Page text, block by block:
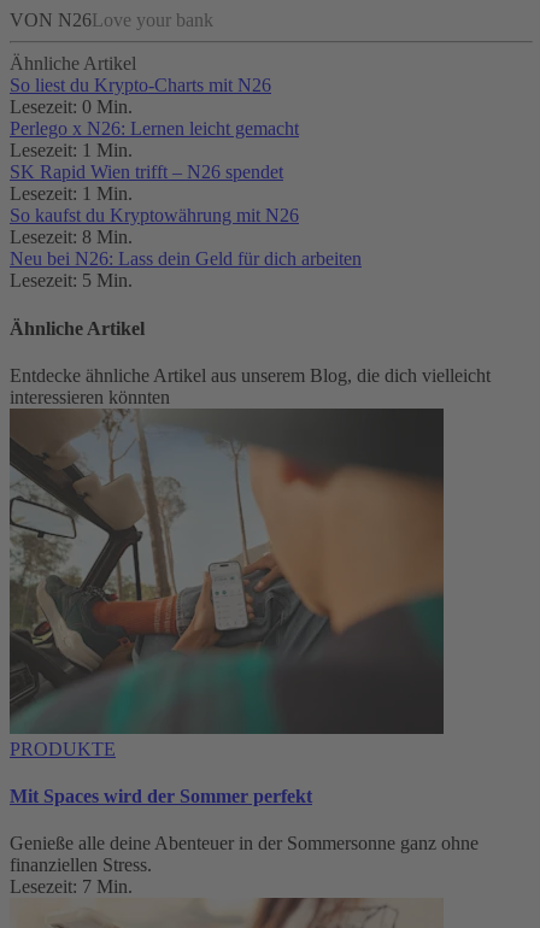
VON N26Love your bank
Ähnliche Artikel
So liest du Krypto-Charts mit N26
Lesezeit: 0 Min.
Perlego x N26: Lernen leicht gemacht
Lesezeit: 1 Min.
SK Rapid Wien trifft – N26 spendet
Lesezeit: 1 Min.
So kaufst du Kryptowährung mit N26
Lesezeit: 8 Min.
Neu bei N26: Lass dein Geld für dich arbeiten
Lesezeit: 5 Min.
Ähnliche Artikel
Entdecke ähnliche Artikel aus unserem Blog, die dich vielleicht
interessieren könnten
PRODUKTE
Mit Spaces wird der Sommer perfekt
Genieße alle deine Abenteuer in der Sommersonne ganz ohne
finanziellen Stress.
Lesezeit: 7 Min.